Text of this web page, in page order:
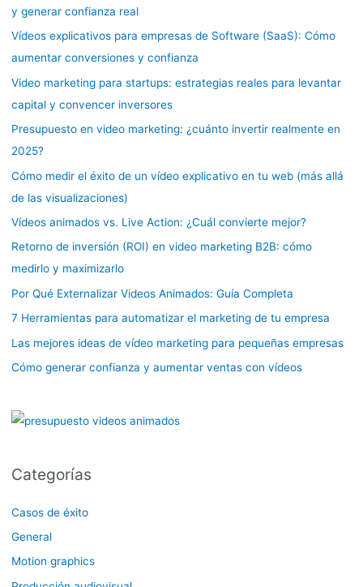
y generar confianza real
Vídeos explicativos para empresas de Software (SaaS): Cómo
aumentar conversiones y confianza
Video marketing para startups: estrategias reales para levantar
capital y convencer inversores
Presupuesto en video marketing: ¿cuánto invertir realmente en
2025?
Cómo medir el éxito de un vídeo explicativo en tu web (más allá
de las visualizaciones)
Vídeos animados vs. Live Action: ¿Cuál convierte mejor?
Retorno de inversión (ROI) en video marketing B2B: cómo
medirlo y maximizarlo
Por Qué Externalizar Videos Animados: Guía Completa
7 Herramientas para automatizar el marketing de tu empresa
Las mejores ideas de vídeo marketing para pequeñas empresas
Cómo generar confianza y aumentar ventas con vídeos
Categorías
Casos de éxito
General
Motion graphics